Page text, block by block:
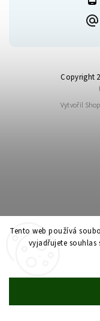
Tento web používá
vyjadřujete
Copyright
Vytvořil